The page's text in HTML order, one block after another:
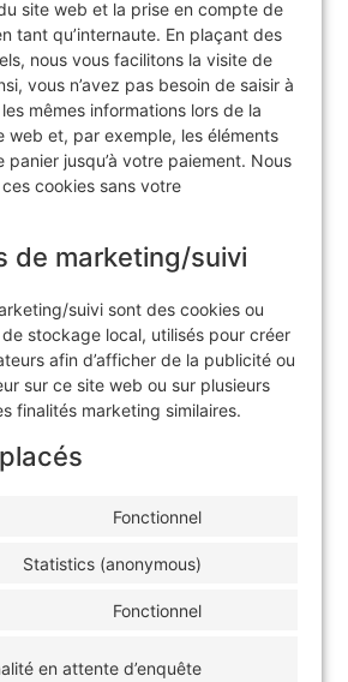
site web et la prise en compte de
tant qu’internaute. En plaçant des
nous vous facilitons la visite de
vous n’avez pas besoin de saisir à
mêmes informations lors de la
web et, par exemple, les éléments
panier jusqu’à votre paiement. Nous
cookies sans votre
de marketing/suivi
suivi sont des cookies ou
stockage local, utilisés pour créer
afin d’afficher de la publicité ou
sur ce site web ou sur plusieurs
finalités marketing similaires.
Fonctionnel
Statistics (anonymous)
Fonctionnel
en attente d’enquête